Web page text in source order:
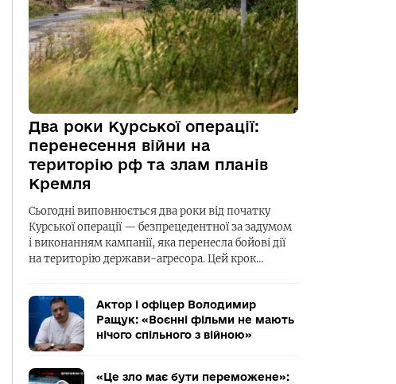
Два роки Курської операції:
перенесення війни на
територію рф та злам планів
Кремля
Сьогодні виповнюється два роки від початку
Курської операції — безпрецедентної за задумом
і виконанням кампанії, яка перенесла бойові дії
на територію держави-агресора. Цей крок…
Актор і офіцер Володимир
Ращук: «Воєнні фільми не мають
нічого спільного з війною»
«Це зло має бути переможене»: